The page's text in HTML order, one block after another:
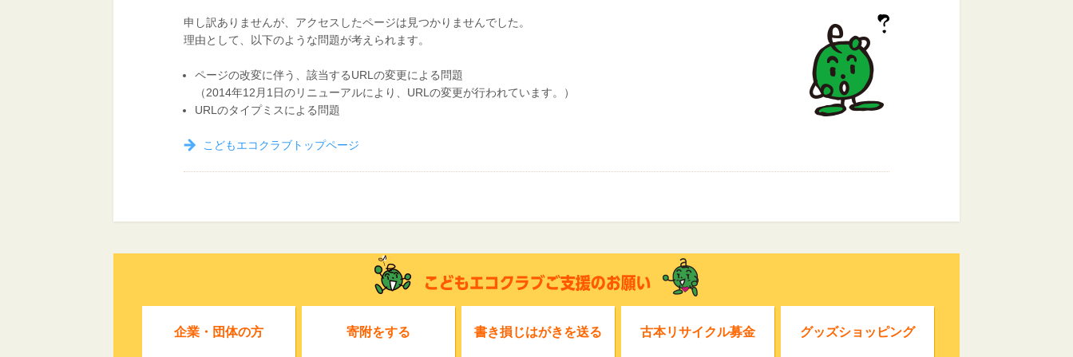
申し訳ありませんが、アクセスしたページは見つかりませんでした。
理由として、以下のような問題が考えられます。
ページの改変に伴う、該当するURLの変更による問題
（2014年12月1日のリニューアルにより、URLの変更が行われています。）
URLのタイプミスによる問題
こどもエコクラブトップページ
企業・団体の方 寄附をする 書き損じはがきを送る 古本リサイクル募金 グッズショッピング